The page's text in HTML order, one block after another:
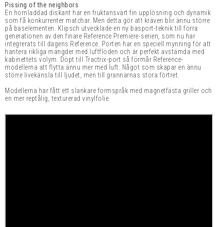
Pissing of the neighbors
En hornladdad diskant har en fruktansvärt fin upplösning och dynamik
som få konkurrenter matchar. Men detta gör att kräven blir ännu större
på baselementen. Klipsch utvecklade en ny basport-teknik till förra
generationen av den finare Reference Premiere-serien, som nu har
integrerats till dagens Reference. Porten har en speciell mynning för att
hantera rikliga mängder med luftflöden och är perfekt avstämda med
kabinettets volym. Döpt till Tractrix-port så förmår Reference-
modellerna att flytta ännu mer med luft. Något som skapar en ännu
större livekänsla till ljudet, men till grannarnas stora förtret.
Modellerna har fått ett slankare formspråk med magnetfästa griller och
en mer reptålig, texturerad vinylfolie.